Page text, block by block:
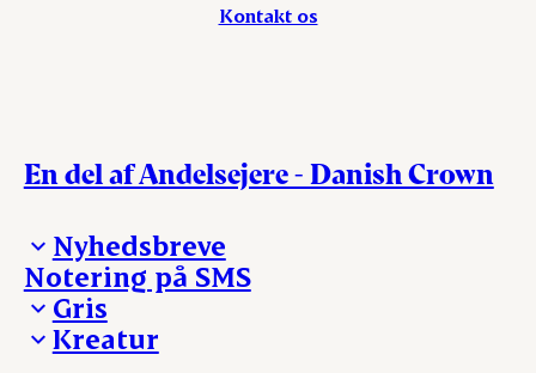
Kontakt os
En del af Andelsejere - Danish Crown
Nyhedsbreve
Madinspiration - nyhedsbrev
Notering på SMS
Gris
Ejerinformation
Kreatur